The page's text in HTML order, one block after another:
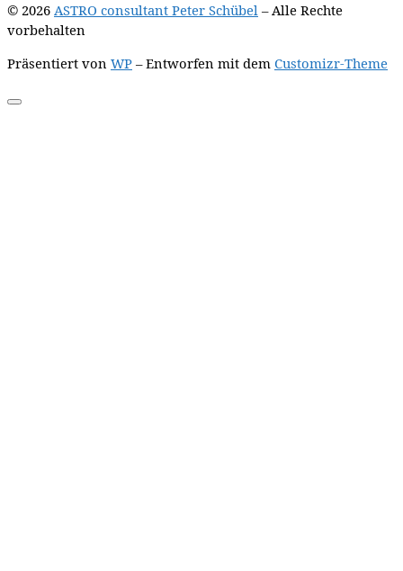
© 2026 ASTRO consultant Peter Schübel – Alle Rechte
vorbehalten
Präsentiert von WP – Entworfen mit dem Customizr-Theme